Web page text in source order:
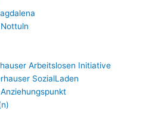
Arbeitslosen Initiative
SozialLaden